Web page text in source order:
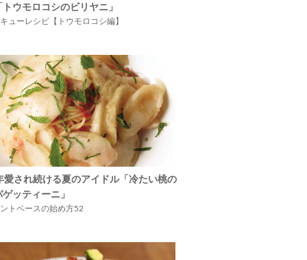
ウモロコシのビリヤニ」
ューレシピ【トウモロコシ編】
愛され続ける夏のアイドル「冷たい桃の
ッティーニ」
トベースの始め方52